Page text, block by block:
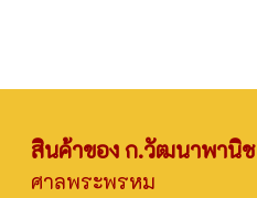
สินค้าของ ก.วัฒนาพานิช
ศาลพระพรหม